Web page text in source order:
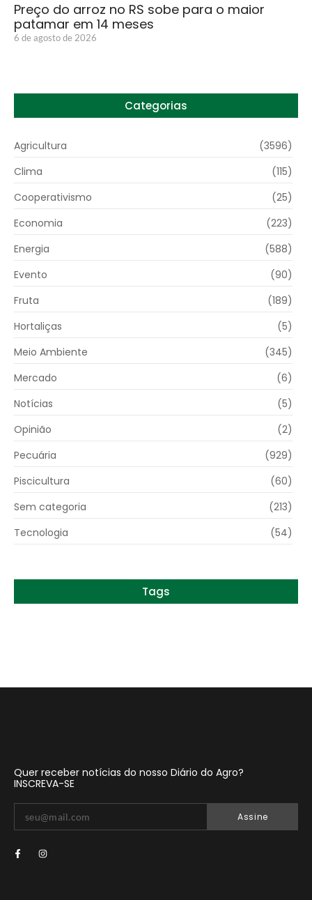
Preço do arroz no RS sobe para o maior
patamar em 14 meses
6 de agosto de 2026
Categorias
Agricultura
(3596)
Clima
(115)
Cooperativismo
(25)
Economia
(223)
Energia
(588)
Evento
(90)
Fruta
(189)
Hortaliças
(5)
Meio Ambiente
(345)
Mercado
(6)
Notícias
(5)
Opinião
(2)
Pecuária
(929)
Piscicultura
(60)
Sem categoria
(213)
Tecnologia
(54)
Tags
Quer receber notícias do nosso Diário do Agro?
INSCREVA-SE
Assine